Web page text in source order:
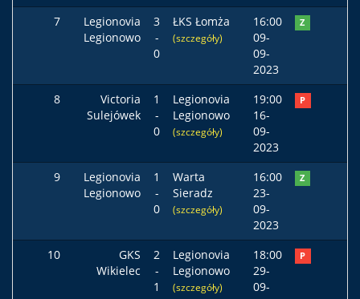
7
Legionovia
Legionowo
3
-
0
ŁKS Łomża
(szczegóły)
16:00
09-
09-
2023
Z
8
Victoria
Sulejówek
1
-
0
Legionovia
Legionowo
(szczegóły)
19:00
16-
09-
2023
P
9
Legionovia
Legionowo
1
-
0
Warta
Sieradz
(szczegóły)
16:00
23-
09-
2023
Z
10
GKS
Wikielec
2
-
1
Legionovia
Legionowo
(szczegóły)
18:00
29-
09-
P